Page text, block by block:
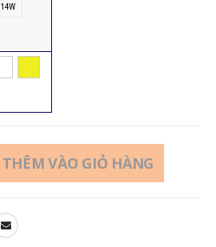
14W
THÊM VÀO GIỎ HÀNG